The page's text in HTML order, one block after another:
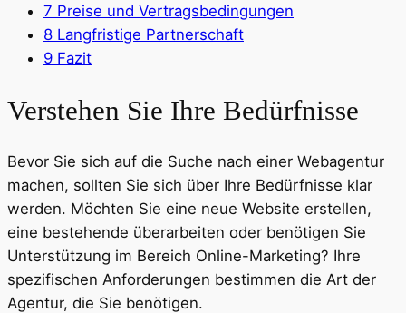
7 Preise und Vertragsbedingungen
8 Langfristige Partnerschaft
9 Fazit
Verstehen Sie Ihre Bedürfnisse
Bevor Sie sich auf die Suche nach einer Webagentur
machen, sollten Sie sich über Ihre Bedürfnisse klar
werden. Möchten Sie eine neue Website erstellen,
eine bestehende überarbeiten oder benötigen Sie
Unterstützung im Bereich Online-Marketing? Ihre
spezifischen Anforderungen bestimmen die Art der
Agentur, die Sie benötigen.